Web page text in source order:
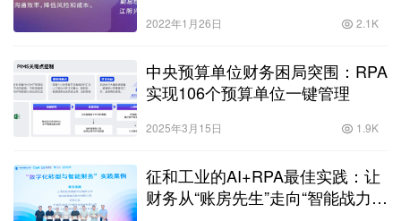
2022年1月26日 2.1K
中央预算单位财务困局突围：RPA
实现106个预算单位一键管理
2025年3月15日 1.9K
征和工业的AI+RPA最佳实践：让
财务从“账房先生”走向“智能战力伙